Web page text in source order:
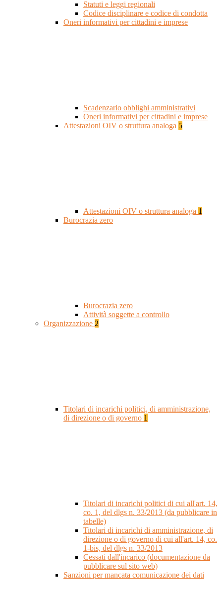
Statuti e leggi regionali
Codice disciplinare e codice di condotta
Oneri informativi per cittadini e imprese
Scadenzario obblighi amministrativi
Oneri informativi per cittadini e imprese
Attestazioni OIV o struttura analoga 5
Attestazioni OIV o struttura analoga 1
Burocrazia zero
Burocrazia zero
Attività soggette a controllo
Organizzazione 2
Titolari di incarichi politici, di amministrazione,
di direzione o di governo 1
Titolari di incarichi politici di cui all'art. 14,
co. 1, del dlgs n. 33/2013 (da pubblicare in
tabelle)
Titolari di incarichi di amministrazione, di
direzione o di governo di cui all'art. 14, co.
1-bis, del dlgs n. 33/2013
Cessati dall'incarico (documentazione da
pubblicare sul sito web)
Sanzioni per mancata comunicazione dei dati